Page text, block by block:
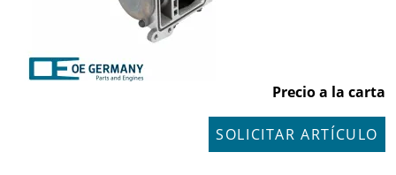
Precio a la carta
SOLICITAR ARTÍCULO